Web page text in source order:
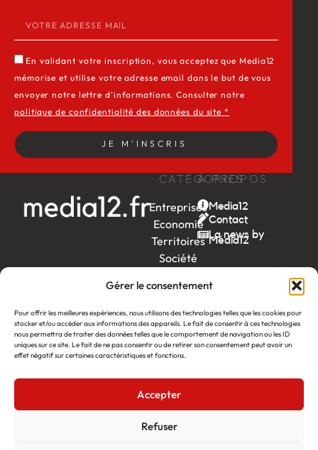
Gérer le consentement
Pour offrir les meilleures expériences, nous utilisons des technologies telles que les cookies pour
stocker et/ou accéder aux informations des appareils. Le fait de consentir à ces technologies
nous permettra de traiter des données telles que le comportement de navigation ou les ID
uniques sur ce site. Le fait de ne pas consentir ou de retirer son consentement peut avoir un
effet négatif sur certaines caractéristiques et fonctions.
Accepter
Refuser
CATÉGORIES
Entreprises
Economie
Territoires
Société
end
Ambition
by EDF
itw
by
Léa
À PROPOS
Media12
Contact
La news by
Média12
En validant votre inscription, vous acceptez que Media12
mémorise et utilise votre adresse email dans le but de vous
envoyer notre lettre d’informations. Consulter notre
politique de confidentialité des données du site *
JE M'INSCRIS